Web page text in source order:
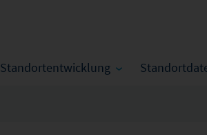
Standortentwicklung